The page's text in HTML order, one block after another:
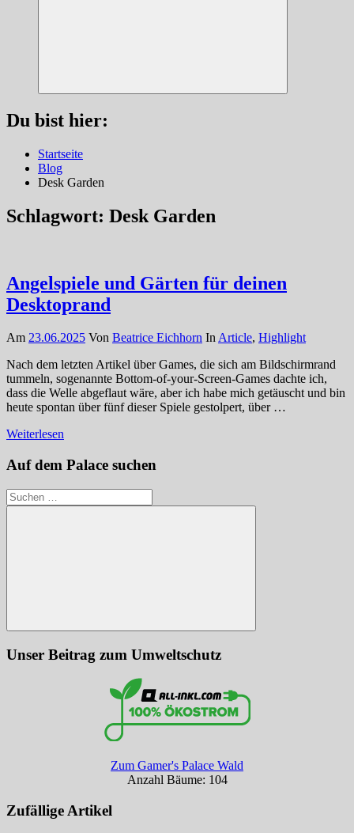
Suchen
Du bist hier:
Startseite
Blog
Desk Garden
Schlagwort: Desk Garden
Angelspiele und Gärten für deinen
Desktoprand
Am 23.06.2025 Von Beatrice Eichhorn InArticle, Highlight
Nach dem letzten Artikel über Games, die sich am Bildschirmrand
tummeln, sogenannte Bottom-of-your-Screen-Games dachte ich,
dass die Welle abgeflaut wäre, aber ich habe mich getäuscht und bin
heute spontan über fünf dieser Spiele gestolpert, über …
Weiterlesen
Auf dem Palace suchen
Suchen
nach:
Suchen
Unser Beitrag zum Umweltschutz
Zum Gamer's Palace Wald
Anzahl Bäume: 104
Zufällige Artikel